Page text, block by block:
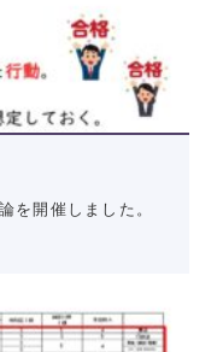
開催しました。